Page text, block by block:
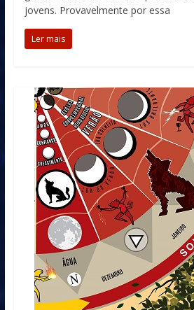
jovens. Provavelmente por essa
Ler mais